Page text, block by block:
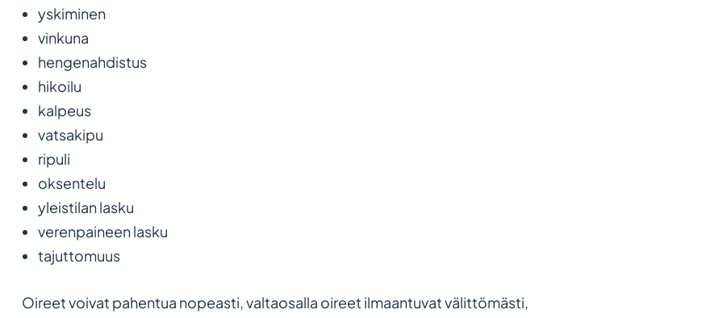
yskiminen
vinkuna
hengenahdistus
hikoilu
kalpeus
vatsakipu
ripuli
oksentelu
yleistilan lasku
verenpaineen lasku
tajuttomuus
Oireet voivat pahentua nopeasti, valtaosalla oireet ilmaantuvat välittömästi,